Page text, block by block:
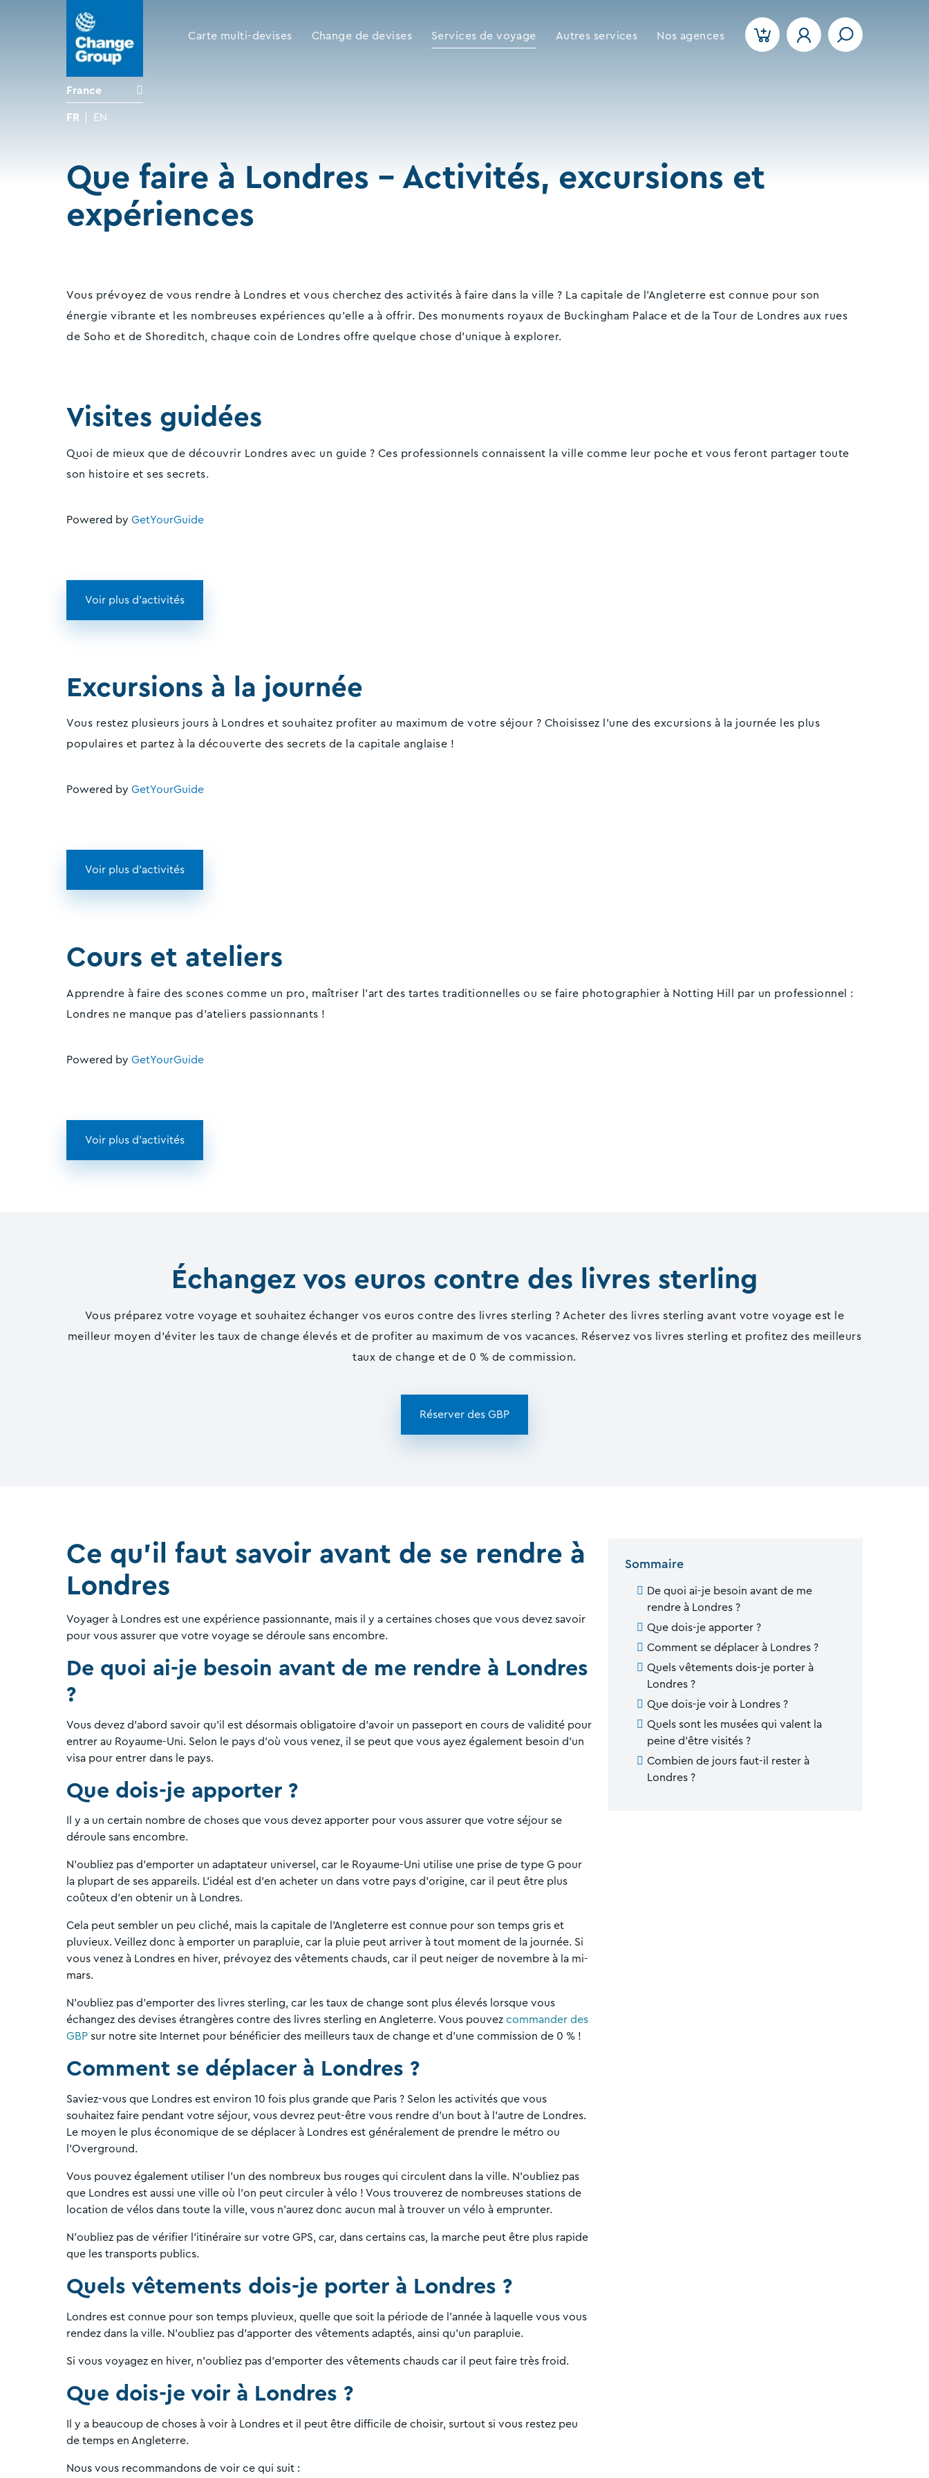
France
FR EN
Carte multi-devises Change de devises Services de voyage Autres services Nos agences
Que faire à Londres - Activités, excursions et
expériences
Vous prévoyez de vous rendre à Londres et vous cherchez des activités à faire dans la ville ? La capitale de l'Angleterre est connue pour son
énergie vibrante et les nombreuses expériences qu'elle a à offrir. Des monuments royaux de Buckingham Palace et de la Tour de Londres aux rues
de Soho et de Shoreditch, chaque coin de Londres offre quelque chose d'unique à explorer.
Visites guidées
Quoi de mieux que de découvrir Londres avec un guide ? Ces professionnels connaissent la ville comme leur poche et vous feront partager toute
son histoire et ses secrets.
Powered by GetYourGuide
Voir plus d'activités
Excursions à la journée
Vous restez plusieurs jours à Londres et souhaitez profiter au maximum de votre séjour ? Choisissez l'une des excursions à la journée les plus
populaires et partez à la découverte des secrets de la capitale anglaise !
Powered by GetYourGuide
Voir plus d'activités
Cours et ateliers
Apprendre à faire des scones comme un pro, maîtriser l'art des tartes traditionnelles ou se faire photographier à Notting Hill par un professionnel :
Londres ne manque pas d'ateliers passionnants !
Powered by GetYourGuide
Voir plus d'activités
Échangez vos euros contre des livres sterling
Vous préparez votre voyage et souhaitez échanger vos euros contre des livres sterling ? Acheter des livres sterling avant votre voyage est le
meilleur moyen d'éviter les taux de change élevés et de profiter au maximum de vos vacances. Réservez vos livres sterling et profitez des meilleurs
taux de change et de 0 % de commission.
Réserver des GBP
Ce qu'il faut savoir avant de se rendre à
Londres
Voyager à Londres est une expérience passionnante, mais il y a certaines choses que vous devez savoir
pour vous assurer que votre voyage se déroule sans encombre.
De quoi ai-je besoin avant de me rendre à Londres
?
Vous devez d'abord savoir qu'il est désormais obligatoire d'avoir un passeport en cours de validité pour
entrer au Royaume-Uni. Selon le pays d'où vous venez, il se peut que vous ayez également besoin d'un
visa pour entrer dans le pays.
Que dois-je apporter ?
Il y a un certain nombre de choses que vous devez apporter pour vous assurer que votre séjour se
déroule sans encombre.
N'oubliez pas d'emporter un adaptateur universel, car le Royaume-Uni utilise une prise de type G pour
la plupart de ses appareils. L'idéal est d'en acheter un dans votre pays d'origine, car il peut être plus
coûteux d'en obtenir un à Londres.
Cela peut sembler un peu cliché, mais la capitale de l'Angleterre est connue pour son temps gris et
pluvieux. Veillez donc à emporter un parapluie, car la pluie peut arriver à tout moment de la journée. Si
vous venez à Londres en hiver, prévoyez des vêtements chauds, car il peut neiger de novembre à la mi-
mars.
N'oubliez pas d'emporter des livres sterling, car les taux de change sont plus élevés lorsque vous
échangez des devises étrangères contre des livres sterling en Angleterre. Vous pouvez commander des
GBP sur notre site Internet pour bénéficier des meilleurs taux de change et d'une commission de 0 % !
Comment se déplacer à Londres ?
Saviez-vous que Londres est environ 10 fois plus grande que Paris ? Selon les activités que vous
souhaitez faire pendant votre séjour, vous devrez peut-être vous rendre d'un bout à l'autre de Londres.
Le moyen le plus économique de se déplacer à Londres est généralement de prendre le métro ou
l'Overground.
Vous pouvez également utiliser l'un des nombreux bus rouges qui circulent dans la ville. N'oubliez pas
que Londres est aussi une ville où l'on peut circuler à vélo ! Vous trouverez de nombreuses stations de
location de vélos dans toute la ville, vous n'aurez donc aucun mal à trouver un vélo à emprunter.
N'oubliez pas de vérifier l'itinéraire sur votre GPS, car, dans certains cas, la marche peut être plus rapide
que les transports publics.
Quels vêtements dois-je porter à Londres ?
Londres est connue pour son temps pluvieux, quelle que soit la période de l'année à laquelle vous vous
rendez dans la ville. N'oubliez pas d'apporter des vêtements adaptés, ainsi qu'un parapluie.
Si vous voyagez en hiver, n'oubliez pas d'emporter des vêtements chauds car il peut faire très froid.
Que dois-je voir à Londres ?
Il y a beaucoup de choses à voir à Londres et il peut être difficile de choisir, surtout si vous restez peu
de temps en Angleterre.
Nous vous recommandons de voir ce qui suit :
Sommaire
De quoi ai-je besoin avant de me
rendre à Londres ?
Que dois-je apporter ?
Comment se déplacer à Londres ?
Quels vêtements dois-je porter à
Londres ?
Que dois-je voir à Londres ?
Quels sont les musées qui valent la
peine d'être visités ?
Combien de jours faut-il rester à
Londres ?